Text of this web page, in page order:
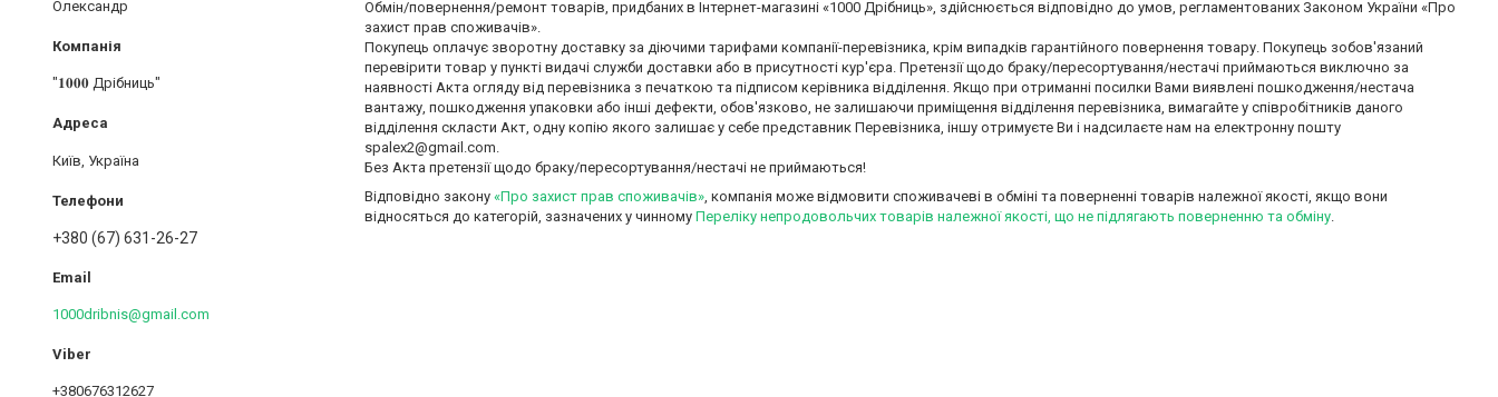
Обмін/повернення/ремонт товарів, придбаних в Інтернет-магазині «1000 Дрібниць», здійснюється відповідно до умов, регламентованих Законом України «Про
захист прав споживачів».
Покупець оплачує зворотну доставку за діючими тарифами компанії-перевізника, крім випадків гарантійного повернення товару. Покупець зобов'язаний
перевірити товар у пункті видачі служби доставки або в присутності кур'єра. Претензії щодо браку/пересортування/нестачі приймаються виключно за
наявності Акта огляду від перевізника з печаткою та підписом керівника відділення. Якщо при отриманні посилки Вами виявлені пошкодження/нестача
вантажу, пошкодження упаковки або інші дефекти, обов'язково, не залишаючи приміщення відділення перевізника, вимагайте у співробітників даного
відділення скласти Акт, одну копію якого залишає у себе представник Перевізника, іншу отримуєте Ви і надсилаєте нам на електронну пошту
spalex2@gmail.com.
Без Акта претензії щодо браку/пересортування/нестачі не приймаються!
Відповідно закону «Про захист прав споживачів», компанія може відмовити споживачеві в обміні та поверненні товарів належної якості, якщо вони
відносяться до категорій, зазначених у чинному Переліку непродовольчих товарів належної якості, що не підлягають поверненню та обміну.
Олександр
"𝟏𝟎𝟎𝟎 Дрібниць"
Київ, Україна
+380 (67) 631-26-27
1000dribnis@gmail.com
+380676312627